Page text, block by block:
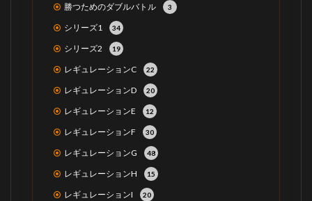
勝つためのダブルバトル 3
シリーズ1 34
シリーズ2 19
レギュレーションC 22
レギュレーションD 20
レギュレーションE 12
レギュレーションF 30
レギュレーションG 48
レギュレーションH 15
レギュレーションI 20